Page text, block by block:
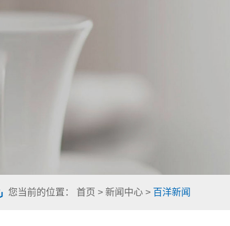
您当前的位置： 首页 > 新闻中心> 百洋新闻